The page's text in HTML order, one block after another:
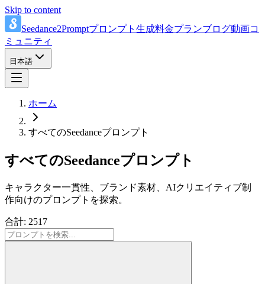
Skip to content
Seedance2Promptプロンプト 生成料金プランブログ動画コ
ミュニティ
日本語
ホーム
すべてのSeedanceプロンプト
すべてのSeedanceプロンプト
キャラクター一貫性、ブランド素材、AIクリエイティブ制
作向けのプロンプトを探索。
合計: 2517